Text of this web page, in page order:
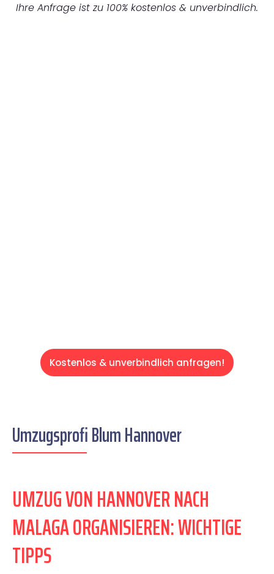
Ihre Anfrage ist zu 100% kostenlos & unverbindlich.
Kostenlos & unverbindlich anfragen!
Umzugsprofi Blum Hannover
UMZUG VON HANNOVER NACH
MALAGA ORGANISIEREN: WICHTIGE
TIPPS